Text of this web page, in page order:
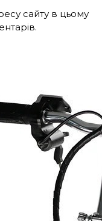
сайту в цьому